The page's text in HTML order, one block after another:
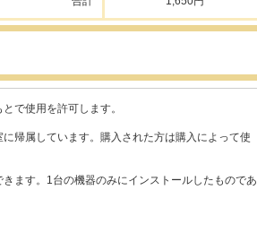
で使用を許可します。
帰属しています。購入された方は購入によって使
ます。1台の機器のみにインストールしたものであ